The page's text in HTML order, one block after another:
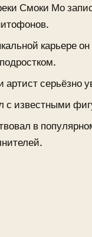
Смоки Мо
карьере
серьёзно
с известными
в